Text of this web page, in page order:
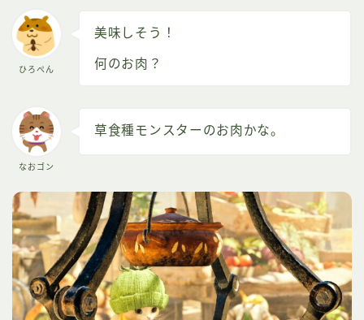
ひろぺん
美味しそう！
何のお肉？
なおゴン
草食種モンスターのお肉かな。